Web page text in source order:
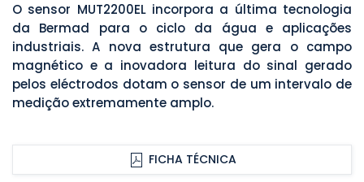
O sensor MUT2200EL incorpora a última tecnologia
da Bermad para o ciclo da água e aplicações
industriais. A nova estrutura que gera o campo
magnético e a inovadora leitura do sinal gerado
pelos eléctrodos dotam o sensor de um intervalo de
medição extremamente amplo.
FICHA TÉCNICA